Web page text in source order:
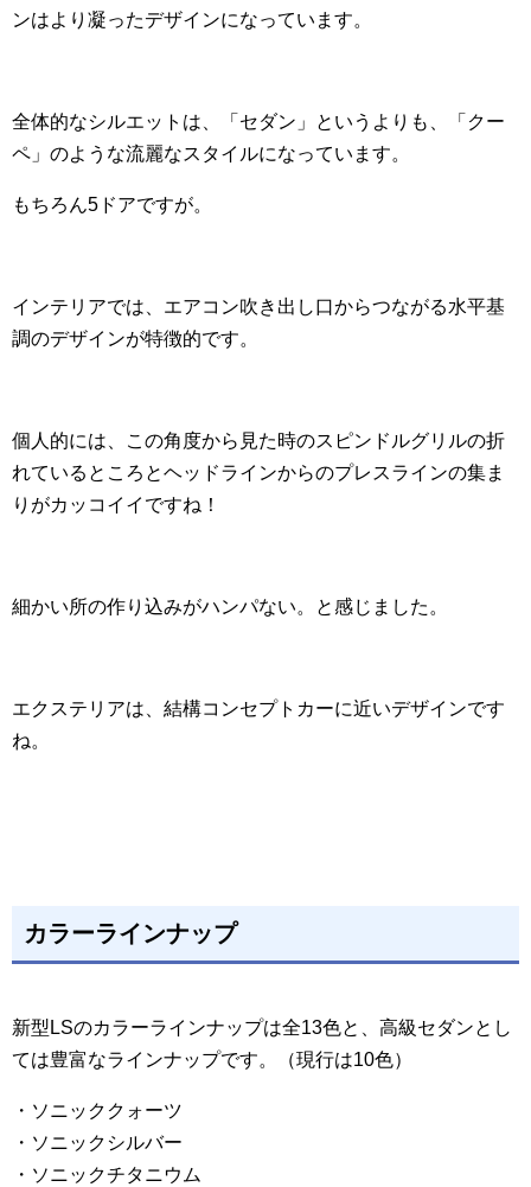
ンはより凝ったデザインになっています。
全体的なシルエットは、「セダン」というよりも、「クー
ペ」のような流麗なスタイルになっています。
もちろん5ドアですが。
インテリアでは、エアコン吹き出し口からつながる水平基
調のデザインが特徴的です。
個人的には、この角度から見た時のスピンドルグリルの折
れているところとヘッドラインからのプレスラインの集ま
りがカッコイイですね！
細かい所の作り込みがハンパない。と感じました。
エクステリアは、結構コンセプトカーに近いデザインです
ね。
カラーラインナップ
新型LSのカラーラインナップは全13色と、高級セダンとし
ては豊富なラインナップです。（現行は10色）
・ソニッククォーツ
・ソニックシルバー
・ソニックチタニウム